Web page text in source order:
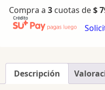
Compra a 3 cuotas de$
Descripción